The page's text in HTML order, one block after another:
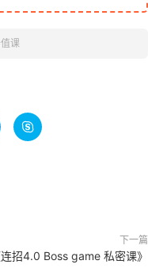
课

下一篇
招4.0 Boss game 私密课》